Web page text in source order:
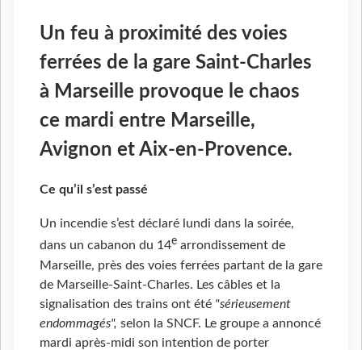
Un feu à proximité des voies
ferrées de la gare Saint-Charles
à Marseille provoque le chaos
ce mardi entre Marseille,
Avignon et Aix-en-Provence.
Ce qu’il s’est passé
Un incendie s’est déclaré lundi dans la soirée,
dans un cabanon du 14e arrondissement de
Marseille, près des voies ferrées partant de la gare
de Marseille-Saint-Charles. Les câbles et la
signalisation des trains ont été "sérieusement
endommagés", selon la SNCF. Le groupe a annoncé
mardi après-midi son intention de porter